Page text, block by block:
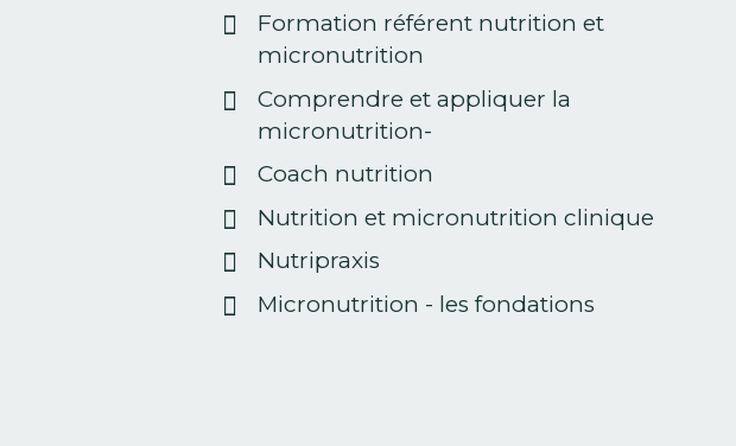
Formation référent nutrition et
micronutrition
Comprendre et appliquer la
micronutrition-
Coach nutrition
Nutrition et micronutrition clinique
Nutripraxis
Micronutrition - les fondations